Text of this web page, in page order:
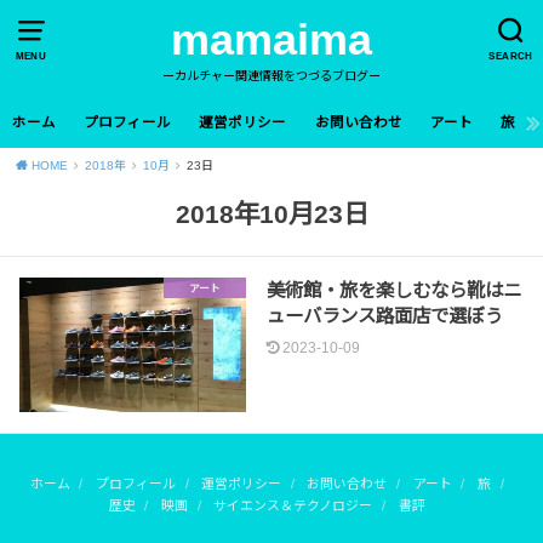
MENU SEARCH
mamaima
ーカルチャー関連情報をつづるブログー
ホーム プロフィール 運営ポリシー お問い合わせ アート 旅
HOME 2018年 10月 23日
2018年10月23日
アート
美術館・旅を楽しむなら靴はニ
ューバランス路面店で選ぼう
2023-10-09
ホーム プロフィール 運営ポリシー お問い合わせ アート
旅
歴史
映画 サイエンス＆テクノロジー 書評